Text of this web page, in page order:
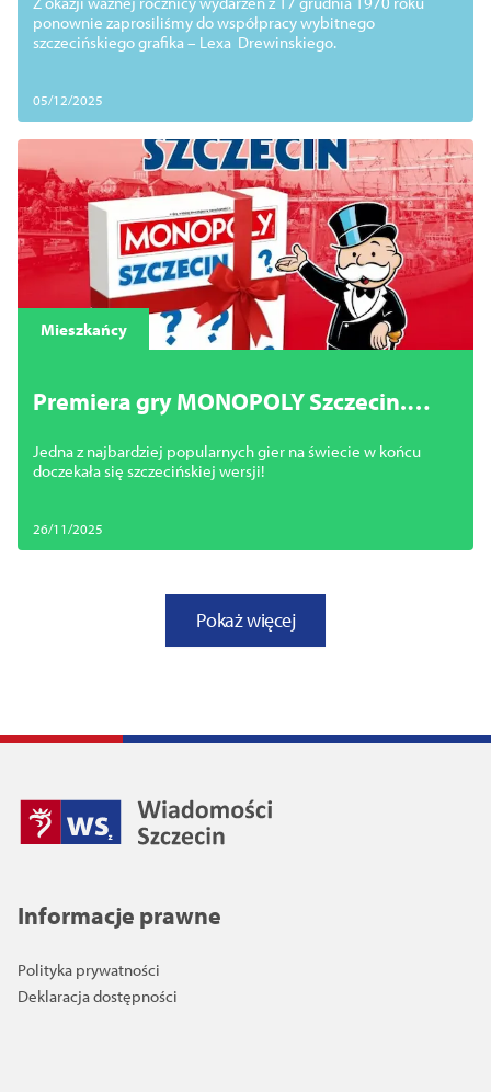
ponownie zaprosiliśmy do współpracy wybitnego
szczecińskiego grafika – Lexa Drewinskiego.
05/12/2025
Mieszkańcy
Premiera gry MONOPOLY Szczecin.
Jedna z najbardziej popularnych gier na świecie w końcu
doczekała się szczecińskiej wersji!
26/11/2025
Pokaż więcej
Informacje prawne
Polityka prywatności
Deklaracja dostępności